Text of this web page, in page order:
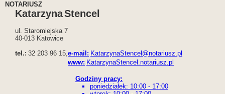
NOTARIUSZ
KatarzynaStencel
ul. Staromiejska 7
40-013 Katowice
tel.: 32 203 96 15,e-mail: KatarzynaStencel@notariusz.pl
www: KatarzynaStencel.notariusz.pl
Godziny pracy:
poniedziałek: 10:00 - 17:00